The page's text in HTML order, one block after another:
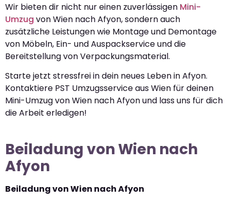
Wir bieten dir nicht nur einen zuverlässigen Mini-
Umzug von Wien nach Afyon, sondern auch
zusätzliche Leistungen wie Montage und Demontage
von Möbeln, Ein- und Auspackservice und die
Bereitstellung von Verpackungsmaterial.
Starte jetzt stressfrei in dein neues Leben in Afyon.
Kontaktiere PST Umzugsservice aus Wien für deinen
Mini-Umzug von Wien nach Afyon und lass uns für dich
die Arbeit erledigen!
Beiladung von Wien nach
Afyon
Beiladung von Wien nach Afyon